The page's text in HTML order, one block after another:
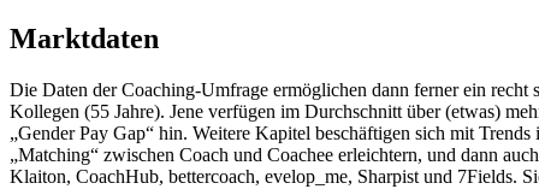
Marktdaten
Die Daten der Coaching-Umfrage ermöglichen dann ferner ein recht
Kollegen (55 Jahre). Jene verfügen im Durchschnitt über (etwas)
„Gender Pay Gap“ hin. Weitere Kapitel beschäftigen sich mit
„Matching“ zwischen Coach und Coachee erleichtern, und dann
Klaiton, CoachHub, bettercoach, evelop_me, Sharpist und 7Fields.